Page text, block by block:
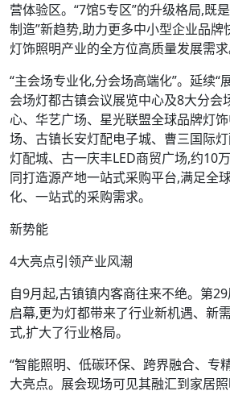
营体验区。“7馆5专区”的升级格局,既
制造”新趋势,助力更多中小型企业品牌
灯饰照明产业的全方位高质量发展需求
“主会场专业化,分会场高端化”。延续“
会场灯都古镇会议展览中心及8大分
心、华艺广场、星光联盟全球品牌灯
场、古镇长安灯配电子城、曹三国际
灯配城、古一庆丰LED商贸广场,约10
同打造源产地一站式采购平台,满足全
化、一站式的采购需求。
新势能
4大亮点引领产业风潮
自9月起,古镇镇内客商往来不绝。第
启幕,更为灯都带来了行业新机遇、新
式,扩大了行业格局。
“智能照明、低碳环保、跨界融合、专
大亮点。展会现场可见其融汇到家居